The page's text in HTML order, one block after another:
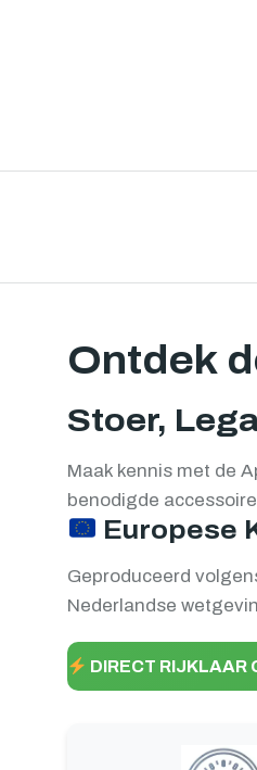
Ontdek
Stoer,
Maak kennis met de
benodigde
Europese
Geproduceerd
Nederlandse
DIRECT RIJKLAAR